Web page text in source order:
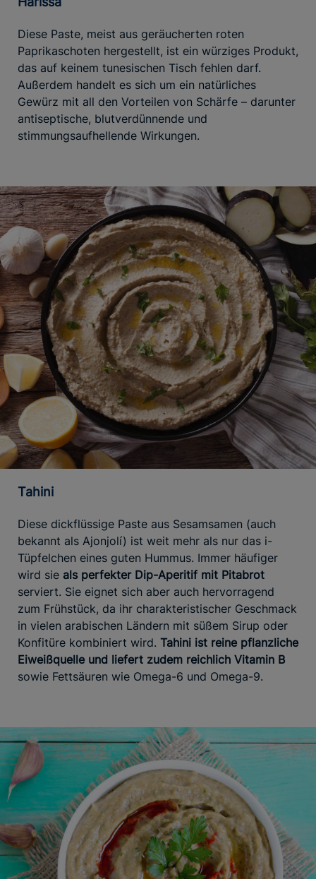
Diese Paste, meist aus geräucherten roten
Paprikaschoten hergestellt, ist ein würziges Produkt,
das auf keinem tunesischen Tisch fehlen darf.
Außerdem handelt es sich um ein natürliches
Gewürz mit all den Vorteilen von Schärfe – darunter
antiseptische, blutverdünnende und
stimmungsaufhellende Wirkungen.
Tahini
Diese dickflüssige Paste aus Sesamsamen (auch
bekannt als Ajonjolí) ist weit mehr als nur das i-
Tüpfelchen eines guten Hummus. Immer häufiger
wird sie als perfekter Dip-Aperitif mit Pitabrot
serviert. Sie eignet sich aber auch hervorragend
zum Frühstück, da ihr charakteristischer Geschmack
in vielen arabischen Ländern mit süßem Sirup oder
Konfitüre kombiniert wird. Tahini ist reine pflanzliche
Eiweißquelle und liefert zudem reichlich Vitamin B
sowie Fettsäuren wie Omega-6 und Omega-9.